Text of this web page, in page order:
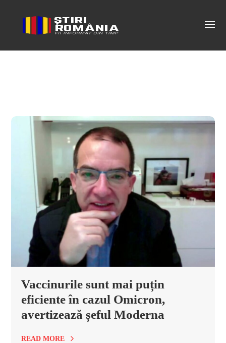
tulpina omicron covid Tag
Vaccinurile sunt mai puțin
eficiente în cazul Omicron,
avertizează șeful Moderna
READ MORE